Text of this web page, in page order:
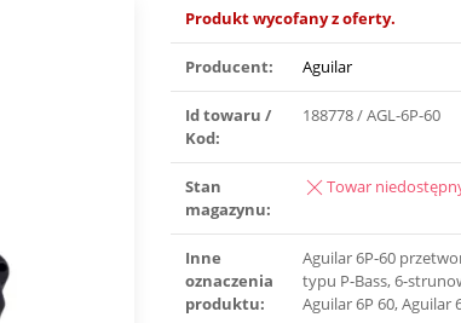
Produkt wycofany z oferty.
Producent: Aguilar
Id towaru /
Kod:
188778 / AGL-6P-60
Stan
magazynu:
Towar
Inne
oznaczenia
produktu:
Aguilar 6P-60
typu P-Bass, 6-
Aguilar 6P 60, Aguilar